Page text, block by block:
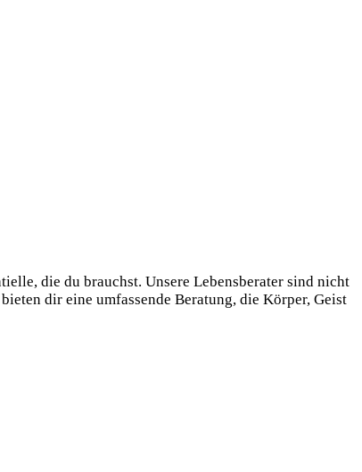
die du brauchst. Unsere Lebensberater sind nicht
dir eine umfassende Beratung, die Körper, Geist